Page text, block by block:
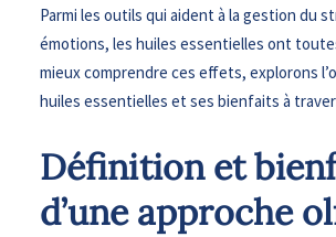
Parmi les outils qui aident à la gestion du
émotions, les huiles essentielles ont
mieux comprendre ces effets, explorons
huiles essentielles et ses bienfaits à
Définition et
d’une approche